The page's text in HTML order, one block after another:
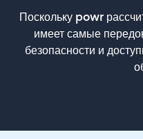
Поскольку powr
имеет самые
безопасности и